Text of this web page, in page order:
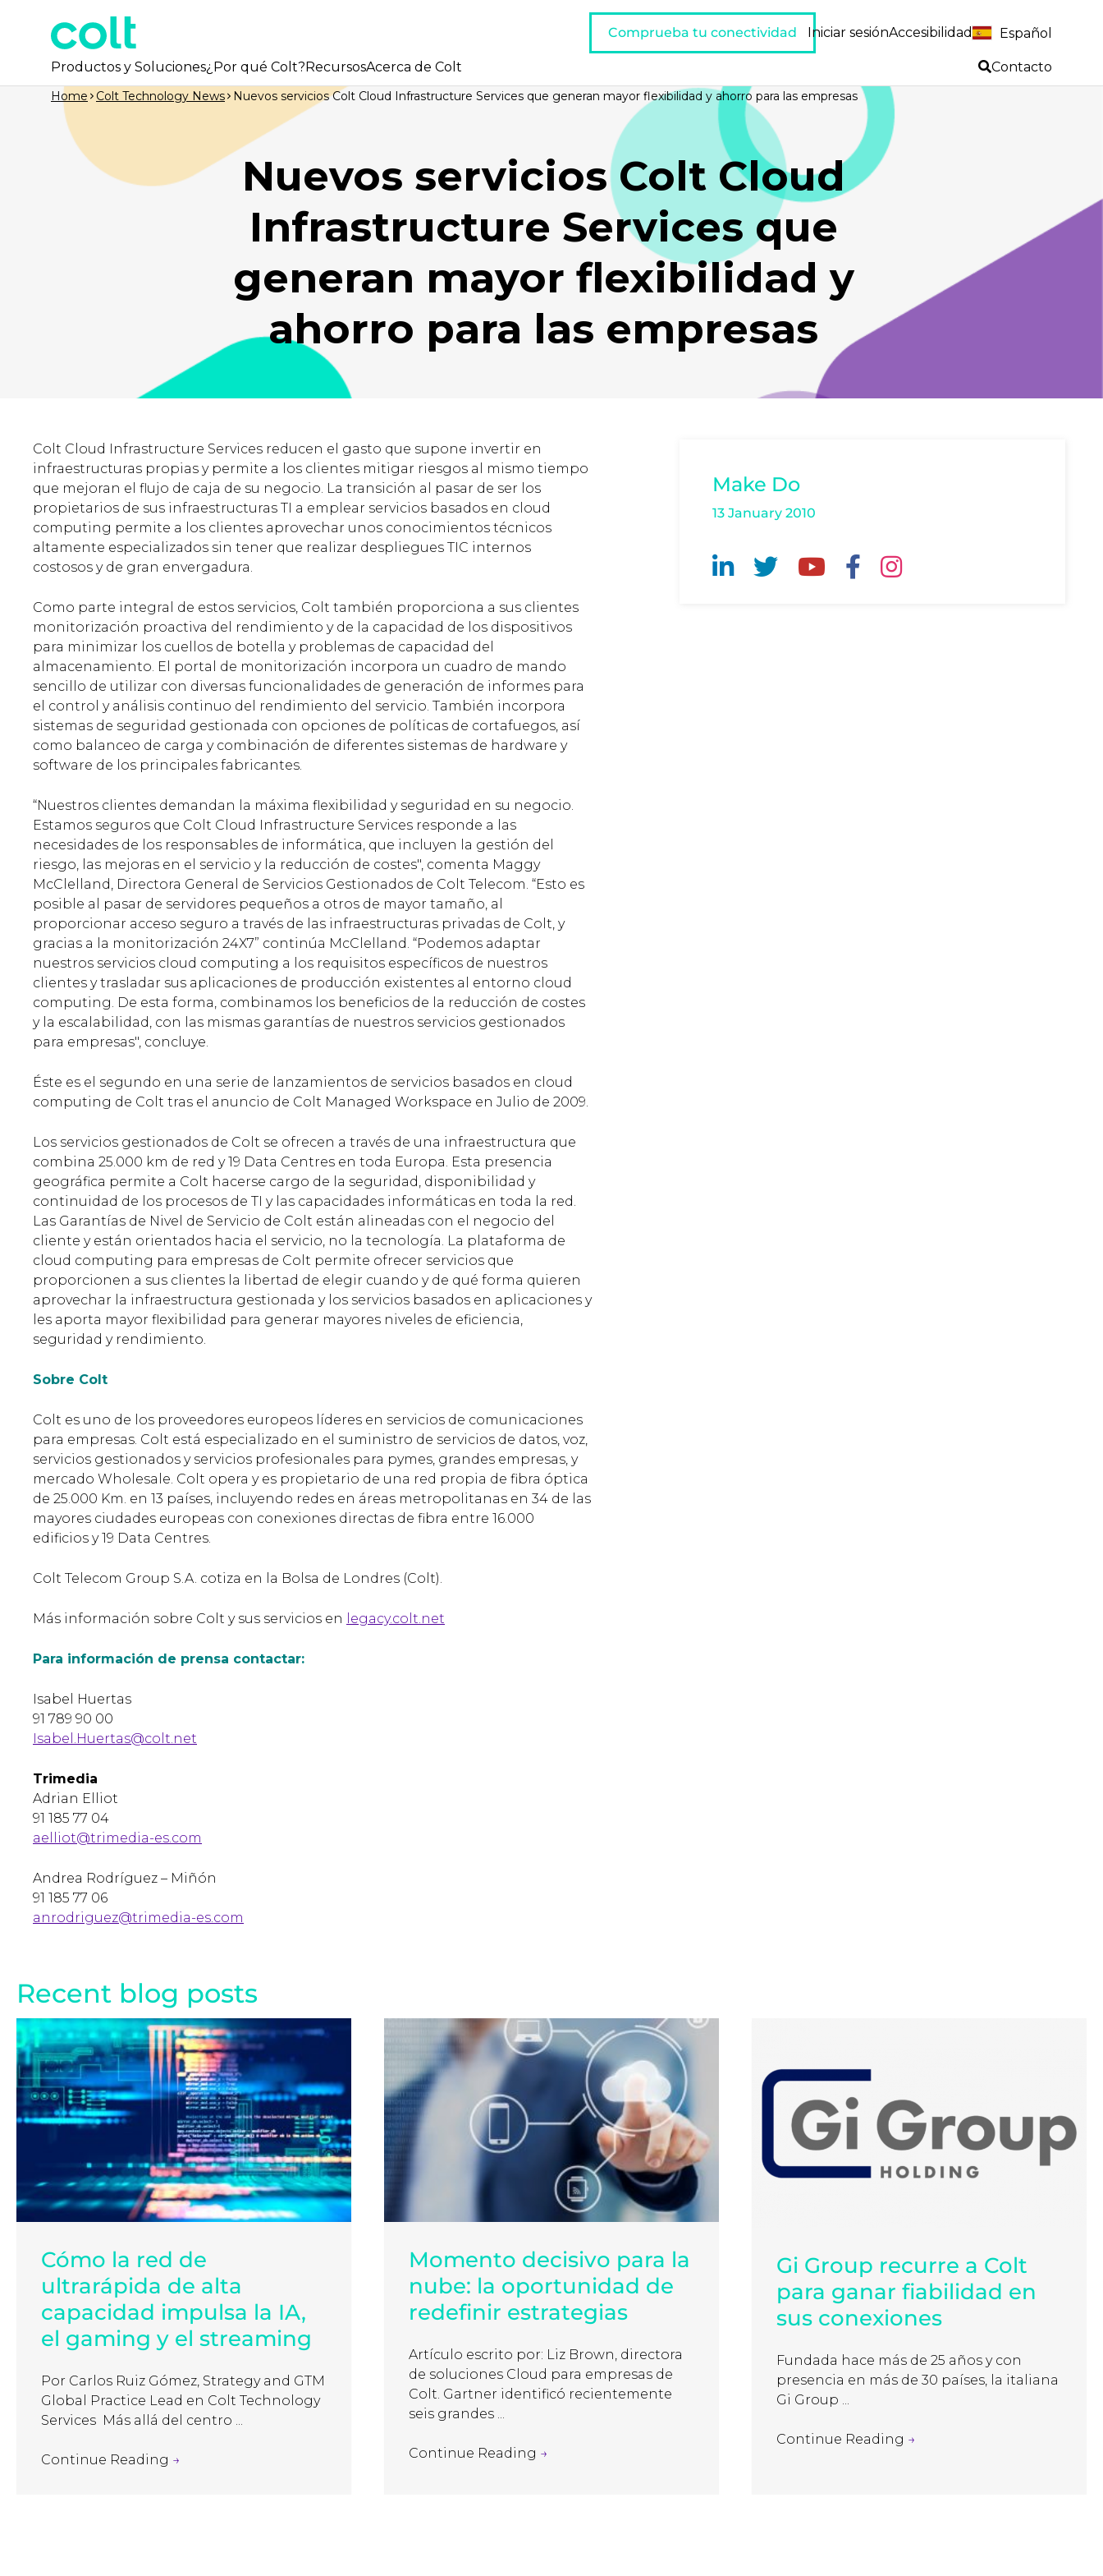
Productos y Soluciones¿Por qué Colt?RecursosAcerca de Colt
Comprueba tu conectividad Iniciar sesiónAccesibilidad Español
Contacto
Nuevos servicios Colt Cloud
Infrastructure Services que
generan mayor flexibilidad y
ahorro para las empresas
Home Colt Technology News Nuevos servicios Colt Cloud Infrastructure Services que generan mayor flexibilidad y ahorro para las empresas
Colt Cloud Infrastructure Services reducen el gasto que supone invertir en
infraestructuras propias y permite a los clientes mitigar riesgos al mismo tiempo
que mejoran el flujo de caja de su negocio. La transición al pasar de ser los
propietarios de sus infraestructuras TI a emplear servicios basados en cloud
computing permite a los clientes aprovechar unos conocimientos técnicos
altamente especializados sin tener que realizar despliegues TIC internos
costosos y de gran envergadura.
Como parte integral de estos servicios, Colt también proporciona a sus clientes
monitorización proactiva del rendimiento y de la capacidad de los dispositivos
para minimizar los cuellos de botella y problemas de capacidad del
almacenamiento. El portal de monitorización incorpora un cuadro de mando
sencillo de utilizar con diversas funcionalidades de generación de informes para
el control y análisis continuo del rendimiento del servicio. También incorpora
sistemas de seguridad gestionada con opciones de políticas de cortafuegos, así
como balanceo de carga y combinación de diferentes sistemas de hardware y
software de los principales fabricantes.
“Nuestros clientes demandan la máxima flexibilidad y seguridad en su negocio.
Estamos seguros que Colt Cloud Infrastructure Services responde a las
necesidades de los responsables de informática, que incluyen la gestión del
riesgo, las mejoras en el servicio y la reducción de costes", comenta Maggy
McClelland, Directora General de Servicios Gestionados de Colt Telecom. “Esto es
posible al pasar de servidores pequeños a otros de mayor tamaño, al
proporcionar acceso seguro a través de las infraestructuras privadas de Colt, y
gracias a la monitorización 24X7” continúa McClelland. “Podemos adaptar
nuestros servicios cloud computing a los requisitos específicos de nuestros
clientes y trasladar sus aplicaciones de producción existentes al entorno cloud
computing. De esta forma, combinamos los beneficios de la reducción de costes
y la escalabilidad, con las mismas garantías de nuestros servicios gestionados
para empresas", concluye.
Éste es el segundo en una serie de lanzamientos de servicios basados en cloud
computing de Colt tras el anuncio de Colt Managed Workspace en Julio de 2009.
Los servicios gestionados de Colt se ofrecen a través de una infraestructura que
combina 25.000 km de red y 19 Data Centres en toda Europa. Esta presencia
geográfica permite a Colt hacerse cargo de la seguridad, disponibilidad y
continuidad de los procesos de TI y las capacidades informáticas en toda la red.
Las Garantías de Nivel de Servicio de Colt están alineadas con el negocio del
cliente y están orientados hacia el servicio, no la tecnología. La plataforma de
cloud computing para empresas de Colt permite ofrecer servicios que
proporcionen a sus clientes la libertad de elegir cuando y de qué forma quieren
aprovechar la infraestructura gestionada y los servicios basados en aplicaciones y
les aporta mayor flexibilidad para generar mayores niveles de eficiencia,
seguridad y rendimiento.
Sobre Colt
Colt es uno de los proveedores europeos líderes en servicios de comunicaciones
para empresas. Colt está especializado en el suministro de servicios de datos, voz,
servicios gestionados y servicios profesionales para pymes, grandes empresas, y
mercado Wholesale. Colt opera y es propietario de una red propia de fibra óptica
de 25.000 Km. en 13 países, incluyendo redes en áreas metropolitanas en 34 de las
mayores ciudades europeas con conexiones directas de fibra entre 16.000
edificios y 19 Data Centres.
Colt Telecom Group S.A. cotiza en la Bolsa de Londres (Colt).
Más información sobre Colt y sus servicios en legacy.colt.net
Para información de prensa contactar:
Isabel Huertas
91 789 90 00
Isabel.Huertas@colt.net
Trimedia
Adrian Elliot
91 185 77 04
aelliot@trimedia-es.com
Andrea Rodríguez – Miñón
91 185 77 06
anrodriguez@trimedia-es.com
Make Do
13 January 2010
Recent blog posts
Cómo la red de
ultrarápida de alta
capacidad impulsa la IA,
el gaming y el streaming
Por Carlos Ruiz Gómez, Strategy and GTM
Global Practice Lead en Colt Technology
Services Más allá del centro ...
Continue Reading →
Momento decisivo para la
nube: la oportunidad de
redefinir estrategias
Artículo escrito por: Liz Brown, directora
de soluciones Cloud para empresas de
Colt. Gartner identificó recientemente
seis grandes ...
Continue Reading →
Gi Group recurre a Colt
para ganar fiabilidad en
sus conexiones
Fundada hace más de 25 años y con
presencia en más de 30 países, la italiana
Gi Group ...
Continue Reading →